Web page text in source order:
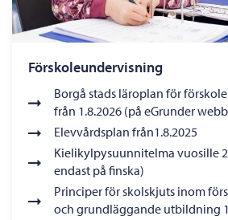
Förskoleundervisning
Borgå stads läroplan för
från 1.8.2026 (på eGrunder
Elevvårdsplan från1.8.2025
Kielikylpysuunnitelma vuosille
endast på finska)
Principer för skolskjuts inom
och grundläggande utbildning